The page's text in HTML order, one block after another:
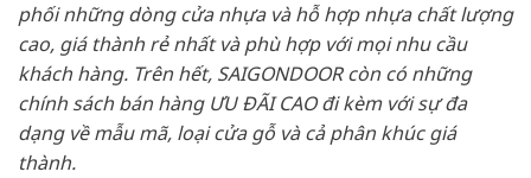
phối những dòng cửa nhựa và hỗ hợp nhựa chất lượng
cao, giá thành rẻ nhất và phù hợp với mọi nhu cầu
khách hàng. Trên hết, SAIGONDOOR còn có những
chính sách bán hàng ƯU ĐÃI CAO đi kèm với sự đa
dạng về mẫu mã, loại cửa gỗ và cả phân khúc giá
thành.